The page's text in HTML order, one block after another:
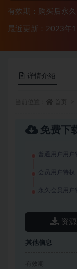
有效期：购买后永
最近更新：2023年
详情介绍
免费下
普通用户用户
会员用户特权
永久会员用户
资
其他信息
有效期